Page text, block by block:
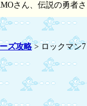
さん、伝説の勇者
ズ攻略> ロックマン7